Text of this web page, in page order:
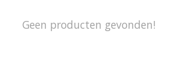
Geen producten gevonden!